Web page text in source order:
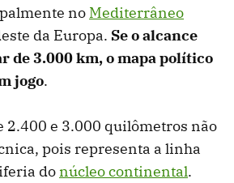
no Mediterrâneo
da Europa. Se o alcance
de 3.000 km, o mapa político
jogo.
2.400 e 3.000 quilômetros não
pois representa a linha
donúcleo continental.